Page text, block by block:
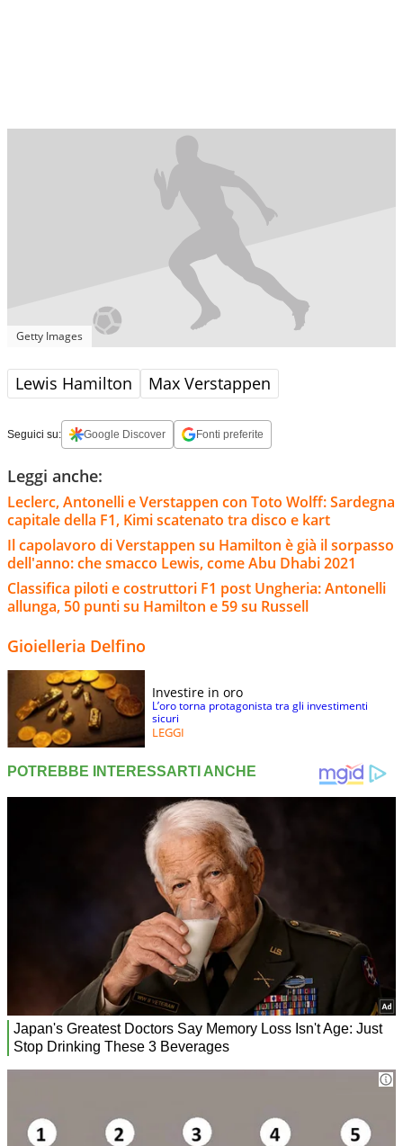
Getty Images
Lewis Hamilton Max Verstappen
Seguici su: Google Discover Fonti preferite
Leggi anche:
Leclerc, Antonelli e Verstappen con Toto Wolff: Sardegna
capitale della F1, Kimi scatenato tra disco e kart
Il capolavoro di Verstappen su Hamilton è già il sorpasso
dell'anno: che smacco Lewis, come Abu Dhabi 2021
Classifica piloti e costruttori F1 post Ungheria: Antonelli
allunga, 50 punti su Hamilton e 59 su Russell
Gioielleria Delfino
Investire in oro
L’oro torna protagonista tra gli investimenti
sicuri
LEGGI